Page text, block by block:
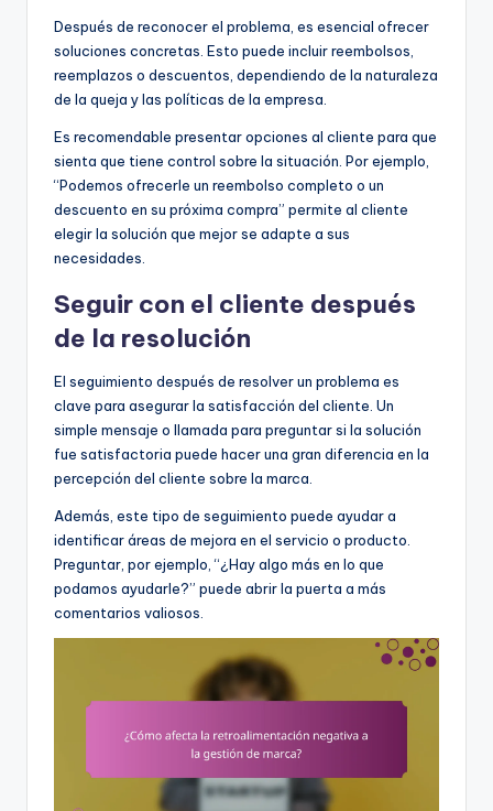
Después de reconocer el problema, es esencial ofrecer
soluciones concretas. Esto puede incluir reembolsos,
reemplazos o descuentos, dependiendo de la naturaleza
de la queja y las políticas de la empresa.
Es recomendable presentar opciones al cliente para que
sienta que tiene control sobre la situación. Por ejemplo,
“Podemos ofrecerle un reembolso completo o un
descuento en su próxima compra” permite al cliente
elegir la solución que mejor se adapte a sus
necesidades.
Seguir con el cliente después
de la resolución
El seguimiento después de resolver un problema es
clave para asegurar la satisfacción del cliente. Un
simple mensaje o llamada para preguntar si la solución
fue satisfactoria puede hacer una gran diferencia en la
percepción del cliente sobre la marca.
Además, este tipo de seguimiento puede ayudar a
identificar áreas de mejora en el servicio o producto.
Preguntar, por ejemplo, “¿Hay algo más en lo que
podamos ayudarle?” puede abrir la puerta a más
comentarios valiosos.